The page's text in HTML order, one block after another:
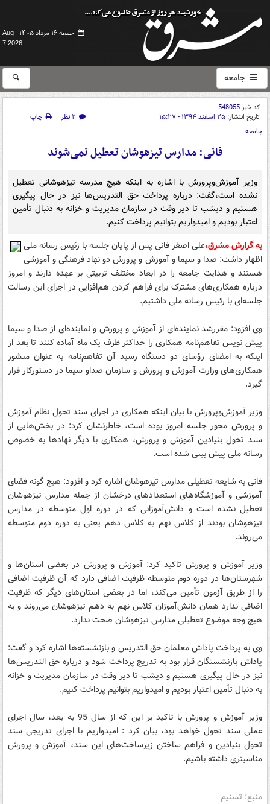
جمعه ۱۶ مرداد ۱۴۰۵ -
Aug
7 2026
جامعه
کد خبر548055
تاریخ انتشار: ۲۵ اسفند ۱۳۹۴ - ۱۵:۲۷ ۲ نظر
چاپ
جامعه
فانی: مدارس تیزهوشان تعطیل نمی‌شوند
وزیر آموزش‌وپرورش با اشاره به اینکه هیچ مدرسه تیزهوشانی تعطیل
نشده است،‌گفت:‌ درباره پرداخت حق التدریس‌ها نیز در حال پیگیری
هستیم و دیشب تا دیر وقت در سازمان مدیریت و خزانه به دنبال تأمین
اعتبار بودیم و امیدواریم بتوانیم پرداخت کنیم.
به گزارش مشرق،علی اصغر فانی پس از پایان جلسه با رئیس رسانه ملی
اظهار داشت: صدا و سیما و آموزش و پرورش دو نهاد فرهنگی و آموزشی
هستند و هدایت جامعه را در ابعاد مختلف تربیتی بر عهده دارند و امروز
درباره همکاری‌های مشترک برای فراهم کردن هم‌افزایی در اجرای این رسالت
جلسه‌ای با رئیس رسانه ملی داشتیم.
وی افزود: مقررشد نماینده‌ای از آموزش و پرورش و نماینده‌ای از صدا و سیما
پیش نویس تفاهم‌نامه همکاری را حداکثر ظرف یک ماه آماده کنند تا بعد از
اینکه به امضای رؤسای دو دستگاه رسید آن تفاهم‌نامه به عنوان منشور
همکاری‌های وزارت آموزش و پرورش و سازمان صداو سیما در دستورکار قرار
گیرد.
وزیر آموزش‌وپرورش با بیان اینکه همکاری در اجرای سند تحول نظام آموزش
و پرورش محور جلسه امروز بوده است، خاطرنشان کرد: در بخش‌هایی از
سند تحول بنیادین آموزش و پرورش، همکاری با دیگر نهادها به خصوص
رسانه ملی پیش بینی شده است.
فانی به شایعه تعطیلی مدارس تیزهوشان اشاره کرد و افزود: هیچ گونه فضای
آموزشی و آموزشگاه‌های استعدادهای درخشان از جمله مدارس تیزهوشان
تعطیل نشده است و دانش‌آموزانی که در دوره اول متوسطه در مدارس
تیزهوشان بودند از کلاس نهم به کلاس دهم یعنی به دوره دوم متوسطه
می‌روند.
وزیر آموزش و پرورش تاکید کرد: آموزش و پرورش در بعضی استان‌ها و
شهرستان‌ها در دوره دوم متوسطه ظرفیت اضافی دارد که آن ظرفیت اضافی
را از طریق آزمون تأمین می‌کند، اما در بعضی استان‌های دیگر که ظرفیت
اضافی ندارد همان دانش‌آموزان کلاس نهم به دهم تیزهوشان می‌روند و به
هیچ وجه موضوع تعطیلی مدارس تیزهوشان صحت ندارد.
وی به پرداخت پاداش معلمان حق التدریس و بازنشسته‌ها اشاره کرد و گفت:
پاداش بازنشستگان قرار بود به تدریج پرداخت شود و درباره حق التدریس‌ها
نیز در حال پیگیری هستیم و دیشب تا دیر وقت در سازمان مدیریت و خزانه
به دنبال تأمین اعتبار بودیم و امیدواریم بتوانیم پرداخت کنیم.
وزیر آموزش و پرورش با تاکید بر این که از سال 95 به بعد، سال اجرای
عملی سند تحول خواهد بود، بیان کرد : امیدواریم با اجرای تدریجی سند
تحول بنیادین و فراهم ساختن زیرساخت‌های این سند، آموزش و پرورش
مناسبتری داشته باشیم.
منبع: تسنیم